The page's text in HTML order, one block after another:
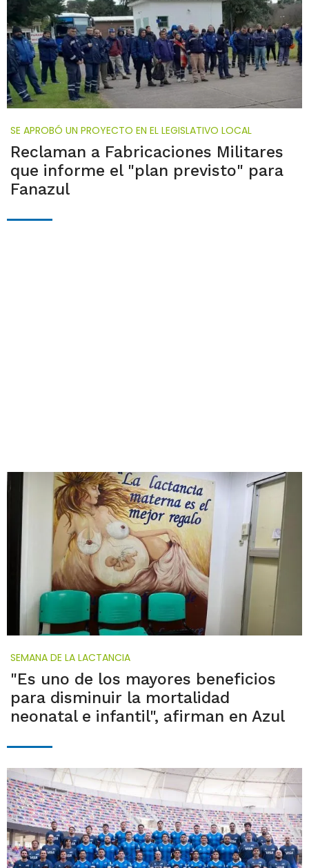
SE APROBÓ UN PROYECTO EN EL LEGISLATIVO LOCAL
Reclaman a Fabricaciones Militares
que informe el "plan previsto" para
Fanazul
SEMANA DE LA LACTANCIA
"Es uno de los mayores beneficios
para disminuir la mortalidad
neonatal e infantil", afirman en Azul